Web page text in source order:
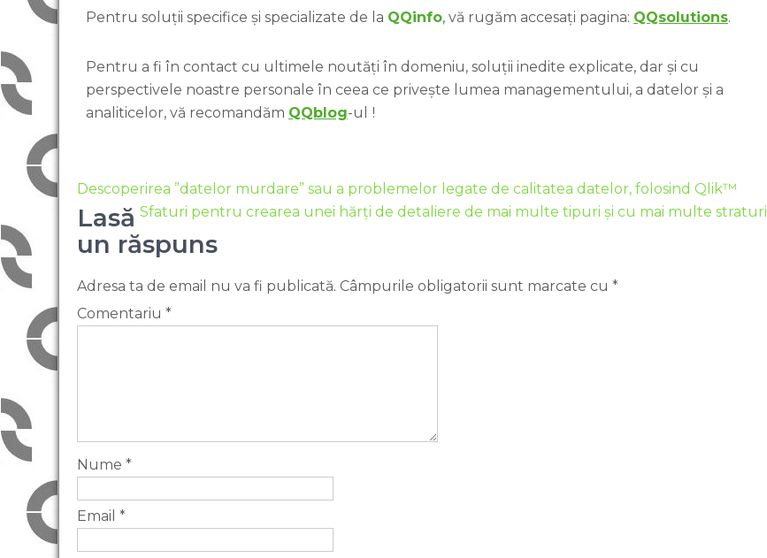
Pentru soluții specifice și specializate de la QQinfo, vă rugăm accesați pagina: QQsolutions.
Pentru a fi în contact cu ultimele noutăți în domeniu, soluții inedite explicate, dar și cu
perspectivele noastre personale în ceea ce privește lumea managementului, a datelor și a
analiticelor, vă recomandăm QQblog-ul !
Descoperirea ”datelor murdare” sau a problemelor legate de calitatea datelor, folosind Qlik™
Sfaturi pentru crearea unei hărți de detaliere de mai multe tipuri și cu mai multe straturi
Lasă
un răspuns
Adresa ta de email nu va fi publicată. Câmpurile obligatorii sunt marcate cu *
Comentariu *
Nume *
Email *